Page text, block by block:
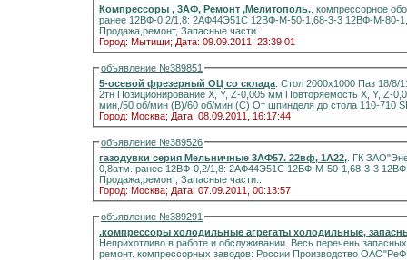
Компрессоры , 3АФ, Ремонт ,Мелитополь.
ранее 12ВФ-0,2/1,8: 2АФ44Э51С 12ВФ-М-50-1,68-3-3 12ВФ-М-80-
Продажа,ремонт, Запасные части..
Город: Мытищи; Дата: 09.09.2011, 23:39:01
объявление №389851
5-осевой фрезерный ОЦ со склада . Стол 2000х1000 Паз 18/8/110 2000(Х)1200(Y),600(Z),±110°(В),±183°(С) Вес детали
2тн Позиционирование Х, Y, Z-0,005 мм Повторяемость Х, Y, Z-0,004 мм/В,С-10 угл сек Быстрое перемещ Х,Y,Z-24 м/
Город: Москва; Дата: 08.09.2011, 16:17:44
объявление №389526
газодувки серия Мельничные 3АФ57. 22вф, 1А22, . ГК
0,8атм. ранее 12ВФ-0,2/1,8: 2АФ44Э51С 12ВФ-М-50-1,68-3-3
Продажа,ремонт, Запасные части..
Город: Москва; Дата: 07.09.2011, 00:13:57
объявление №389291
.компрессоры холодильные агрегаты холодильные,
Неприхотливо в работе и обслуживании. Весь перечень запасных частей, К продаваемому оборудованию. Гарантийный
ремонт. компрессорных заводов: России Производство ОАО"РеФМА". Компрессоры , поршневые 4ВУ1-5/9м4; 4ВУ;